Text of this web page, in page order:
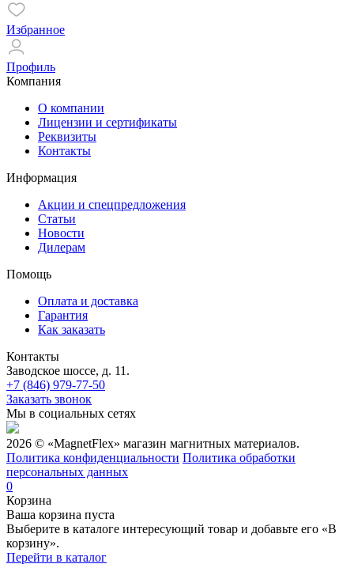
Избранное
Профиль
Компания
О компании
Лицензии и сертификаты
Реквизиты
Контакты
Информация
Акции и спецпредложения
Статьи
Новости
Дилерам
Помощь
Оплата и доставка
Гарантия
Как заказать
Контакты
Заводское шоссе, д. 11.
+7 (846) 979-77-50
Заказать звонок
Мы в социальных сетях
2026 © «MagnetFlex» магазин магнитных материалов.
Политика конфиденциальности Политика обработки
персональных данных
0
Корзина
Ваша корзина пуста
Выберите в каталоге интересующий товар и добавьте его «В
корзину».
Перейти в каталог